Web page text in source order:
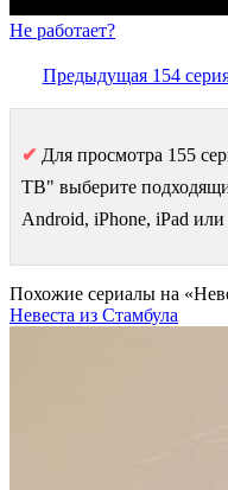
Не работает?
Предыдущая 154
✔ Для просмотра 155
ТВ" выберите
Android, iPhone, iPad или
Похожие сериалы на
Невеста из Стамбула